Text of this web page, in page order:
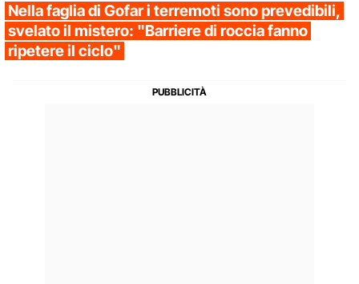
Nella faglia di Gofar i terremoti sono prevedibili,
svelato il mistero: "Barriere di roccia fanno
ripetere il ciclo"